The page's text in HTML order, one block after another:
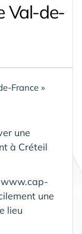
Val-de-
France »
une
à Créteil
www.cap-
une
lieu